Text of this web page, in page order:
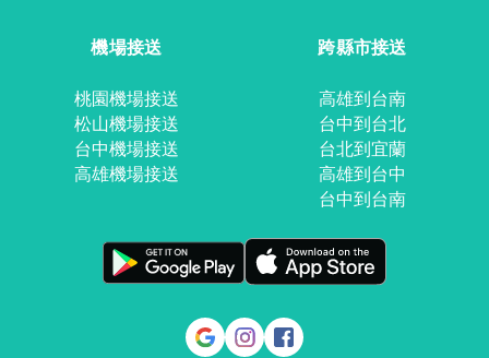
機場接送
桃園機場接送
松山機場接送
台中機場接送
高雄機場接送
跨縣市接送
高雄到台南
台中到台北
台北到宜蘭
高雄到台中
台中到台南